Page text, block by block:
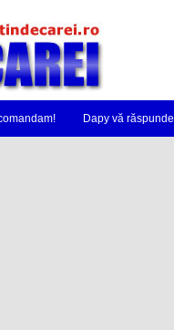
Dapy vă răspunde